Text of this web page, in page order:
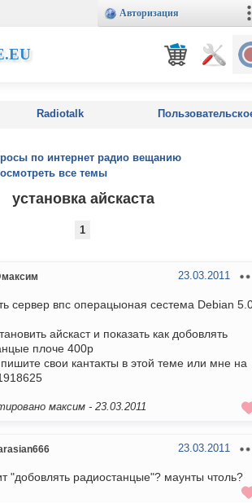
Авторизация
Radiotalk
по интернет радио вещанию
все темы
установка айскаста
1
23.03.2011
сервер впс операцыоная сестема Debian
айскаст и показать как добовлять
плочe 400р
свои кантакты в этой теме или мне на
максим - 23.03.2011
23.03.2011
"добовлять радиостанцые"? маунты чтоль?